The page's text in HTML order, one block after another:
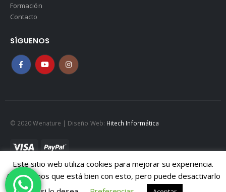
Formación
Contacto
SÍGUENOS
© 2020 Wenature | Diseño Web: Hitech Informática
Mapa web| Políticad de Cookies| Política de privacidad
Aviso legal
Este sitio web utiliza cookies para mejorar su experiencia.
Asumiremos que está bien con esto, pero puede desactivarlo